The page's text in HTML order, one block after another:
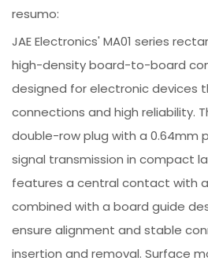
resumo:
JAE Electronics' MA01 series
high-density board-to-board
designed for electronic devices
connections and high reliability.
double-row plug with a 0.64mm
signal transmission in compact
features a central contact with
combined with a board guide
ensure alignment and stable
insertion and removal. Surface